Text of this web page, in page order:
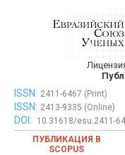
Евразийский Союз
ISSN: 2411-6467 (Print)
ISSN: 2413-9335 (Online)
DOI:
10.31618/esu.2411-
ПУБЛИКАЦИЯ В
SCOPUS